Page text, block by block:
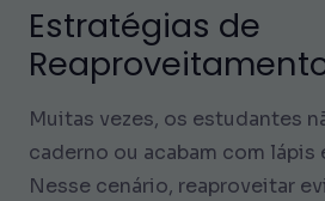
Estratégias de
Muitas vezes, os estudantes
caderno ou acabam com lápis
Nesse cenário, reaproveitar